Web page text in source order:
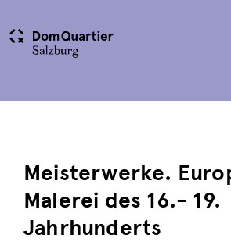
Meisterwerke.
Malerei des 16.- 19.
Jahrhunderts